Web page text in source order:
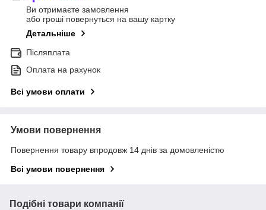
Ви отримаєте замовлення
або гроші повернуться на вашу картку
Детальніше
Післяплата
Оплата на рахунок
Всі умови оплати
Умови повернення
Повернення товару впродовж 14 днів за домовленістю
Всі умови повернення
Подібні товари компанії